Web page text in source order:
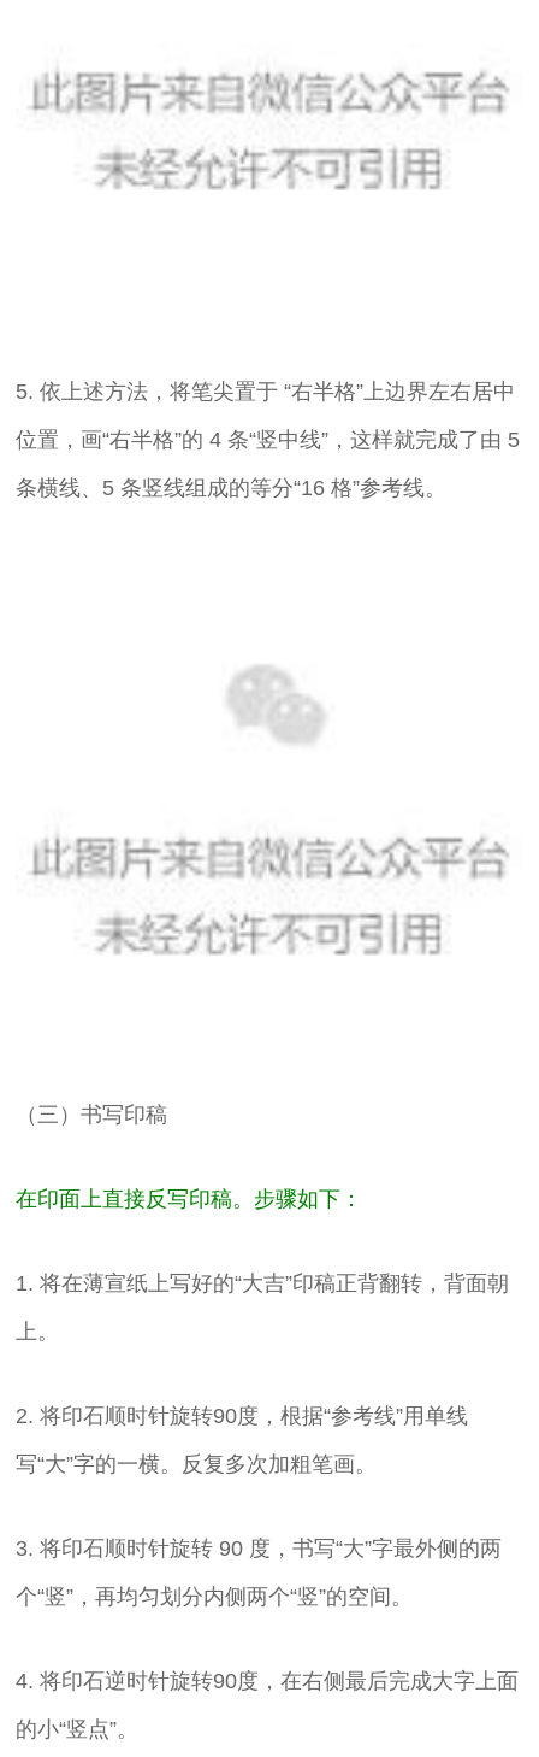
5. 依上述方法，将笔尖置于 “右半格”上边界左右居中
位置，画“右半格”的 4 条“竖中线”，这样就完成了由 5
条横线、5 条竖线组成的等分“16 格”参考线。
（三）书写印稿
在印面上直接反写印稿。步骤如下：
1. 将在薄宣纸上写好的“大吉”印稿正背翻转，背面朝
上。
2. 将印石顺时针旋转90度，根据“参考线”用单线
写“大”字的一横。反复多次加粗笔画。
3. 将印石顺时针旋转 90 度，书写“大”字最外侧的两
个“竖”，再均匀划分内侧两个“竖”的空间。
4. 将印石逆时针旋转90度，在右侧最后完成大字上面
的小“竖点”。